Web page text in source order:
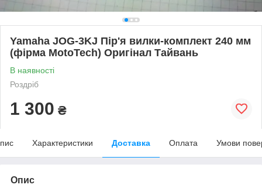
Yamaha JOG-3KJ Пір'я вилки-комплект 240 мм
(фірма MotoTech) Оригінал Тайвань
В наявності
Роздріб
1 300 ₴
Характеристики Доставка Оплата Умови
Опис